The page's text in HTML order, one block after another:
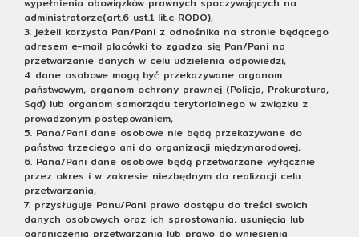
administratorze(art.6 ust.1 lit.c RODO),
3. jeżeli korzysta Pan/Pani z odnośnika na stronie będącego
adresem e-mail placówki to zgadza się Pan/Pani na
przetwarzanie danych w celu udzielenia odpowiedzi,
4. dane osobowe mogą być przekazywane organom
państwowym, organom ochrony prawnej (Policja, Prokuratura,
Sąd) lub organom samorządu terytorialnego w związku z
prowadzonym postępowaniem,
5. Pana/Pani dane osobowe nie będą przekazywane do
państwa trzeciego ani do organizacji międzynarodowej,
6. Pana/Pani dane osobowe będą przetwarzane wyłącznie
przez okres i w zakresie niezbędnym do realizacji celu
przetwarzania,
7. przysługuje Panu/Pani prawo dostępu do treści swoich
danych osobowych oraz ich sprostowania, usunięcia lub
ograniczenia przetwarzania lub prawo do wniesienia